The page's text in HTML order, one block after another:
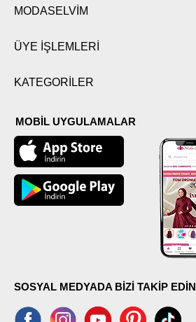
MODASELVİM
ÜYE İŞLEMLERİ
KATEGORİLER
MOBİL UYGULAMALAR
SOSYAL MEDYADA BİZİ TAKİP EDİN